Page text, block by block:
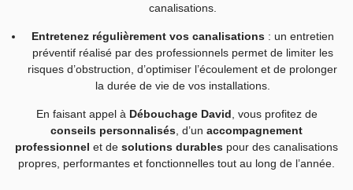
canalisations.
Entretenez régulièrement vos canalisations: un entretien
préventif réalisé par des professionnels permet de limiter les
risques d’obstruction, d’optimiser l’écoulement et de prolonger
la durée de vie de vos installations.
En faisant appel à Débouchage David , vous profitez de
conseils personnalisés , d’un accompagnement
professionnel et de solutions durables pour des canalisations
propres, performantes et fonctionnelles tout au long de l’année.